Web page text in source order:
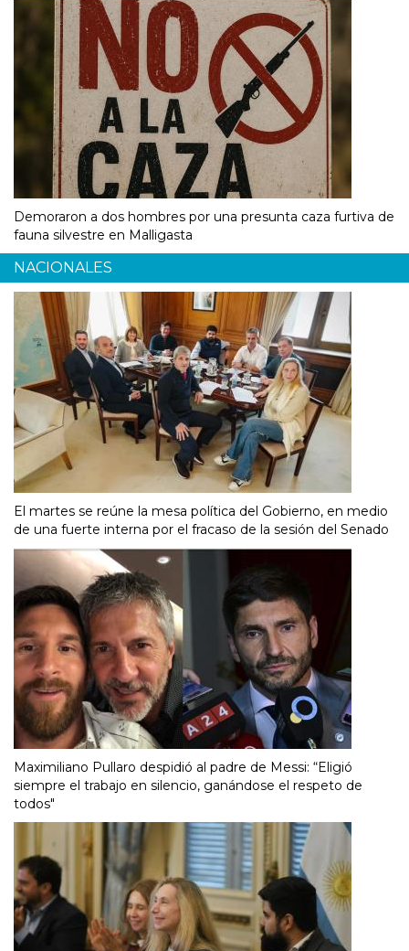
Demoraron a dos hombres por una presunta caza furtiva de
fauna silvestre en Malligasta
NACIONALES
El martes se reúne la mesa política del Gobierno, en medio
de una fuerte interna por el fracaso de la sesión del Senado
Maximiliano Pullaro despidió al padre de Messi: “Eligió
siempre el trabajo en silencio, ganándose el respeto de
todos"